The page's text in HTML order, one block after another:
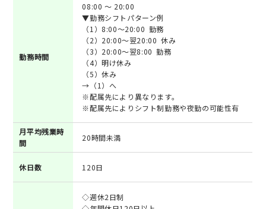
勤務時間
08:00 ～ 20:00
▼勤務シフトパターン例
（1）8:00～20:00 勤務
（2）20:00～翌20:00 休み
（3）20:00～翌8:00 勤務
（4）明け休み
（5）休み
→（1）へ
※配属先により異なります。
※配属先によりシフト制勤務や夜勤の可能性有
月平均残業時
間
20時間未満
休日数 120日
◇週休2日制